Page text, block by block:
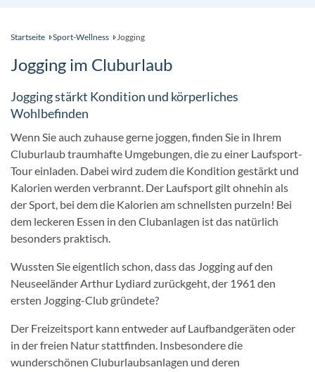
Startseite Sport-Wellness Jogging
Jogging im Cluburlaub
Jogging stärkt Kondition und körperliches
Wohlbefinden
Wenn Sie auch zuhause gerne joggen, finden Sie in Ihrem
Cluburlaub traumhafte Umgebungen, die zu einer Laufsport-
Tour einladen. Dabei wird zudem die Kondition gestärkt und
Kalorien werden verbrannt. Der Laufsport gilt ohnehin als
der Sport, bei dem die Kalorien am schnellsten purzeln! Bei
dem leckeren Essen in den Clubanlagen ist das natürlich
besonders praktisch.
Wussten Sie eigentlich schon, dass das Jogging auf den
Neuseeländer Arthur Lydiard zurückgeht, der 1961 den
ersten Jogging-Club gründete?
Der Freizeitsport kann entweder auf Laufbandgeräten oder
in der freien Natur stattfinden. Insbesondere die
wunderschönen Cluburlaubsanlagen und deren